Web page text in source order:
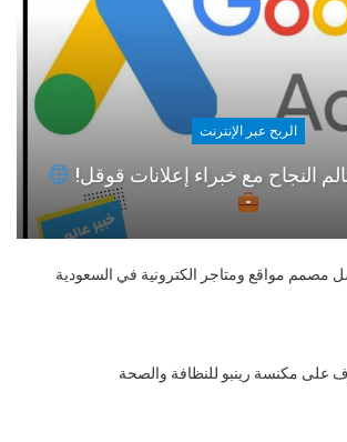
الربح عبر الإنترنت
النجاح مع خبراء إعلانات قوقل!
مصمم مواقع ومتاجر الكترونية في السعودية
على مكنسة رينبو للنظافة والصحة